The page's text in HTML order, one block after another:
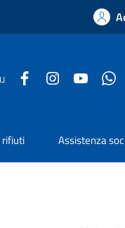
Facebook InstagramYouTube
rifiuti Assistenza